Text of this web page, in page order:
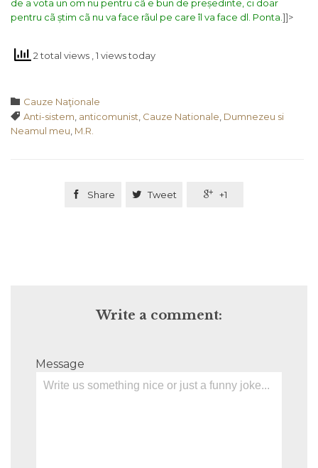
de a vota un om nu pentru cã e bun de președinte, ci doar
pentru cã știm cã nu va face rãul pe care îl va face dl. Ponta. ]]>
2 total views , 1 views today
 Category
Cauze Naţionale
 Tags
Anti-sistem anticomunist Cauze Nationale Dumnezeu si
Neamul meu M.R.
 Share  Tweet  +1
Write a comment:
Message